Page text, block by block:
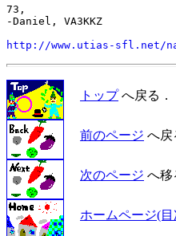
73,
-Daniel, VA3KKZ
http://www.utias-sfl.net/
トップへ戻る．
前のページ へ戻
次のページ へ移
ホームページ(目